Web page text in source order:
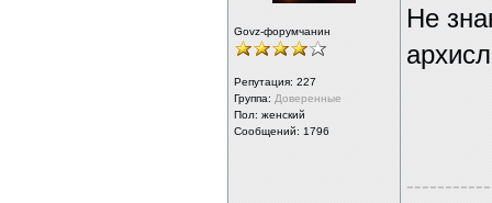
Govz-форумчанин
Репутация: 227
Группа: Доверенные
Пол: женский
Сообщений: 1796
Не